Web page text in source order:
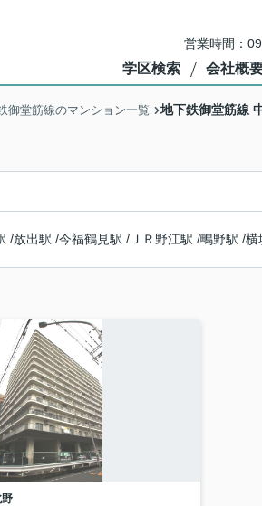
営業時間：
学区検索 会社概
御堂筋線のマンション一覧 地下鉄御堂筋線
/放出駅 /今福鶴見駅 / ＪＲ野江駅 /鴫野駅 /横